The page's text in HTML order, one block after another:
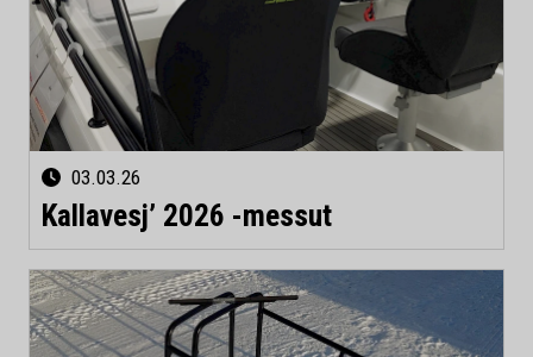
03.03.26
Kallavesj’ 2026 -messut